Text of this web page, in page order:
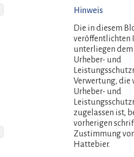
Hinweis
Die in diesem
veröffentlichten
unterliegen
Urheber- und
Verwertung, die
Urheber- und
zugelassen ist,
vorherigen
Zustimmung
Hattebier.